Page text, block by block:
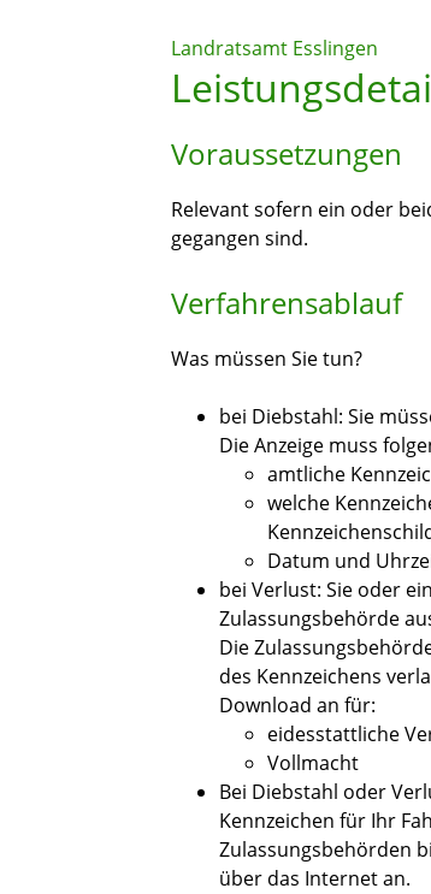
Landratsamt Esslingen
Voraussetzungen
Relevant sofern ein oder
gegangen sind.
Verfahrensablauf
Was müssen Sie tun?
bei Diebstahl: Sie
Die Anzeige muss
amtliche
welche
Datum und
bei Verlust: Sie oder
Zulassungsbehörde
Die
des Kennzeichens
Download an für:
eidesstattliche
Vollmacht
Bei Diebstahl oder
Kennzeichen für Ihr
Zulassungsbehörden
über das Internet an.